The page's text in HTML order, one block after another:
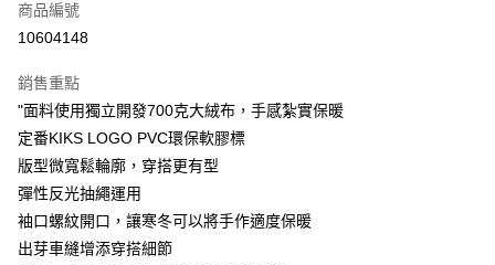
信用卡分期付款
合作金庫商業銀行
華南商業銀行
彰化商業銀行
上海商業儲蓄銀行
國泰世華商業銀行
臺灣中小企業銀行
匯豐（台灣）商業銀行
華泰商業銀行
聯邦商業銀行
遠東國際商業銀行
元大商業銀行
超商取貨付款
LINE Pay
街口支付
ATM付款
商品編號
10604148
銷售重點
"面料使用獨立開發700克大絨布，手感紮實保暖
定番KIKS LOGO PVC環保軟膠標
版型微寬鬆輪廓，穿搭更有型
彈性反光抽繩運用
袖口螺紋開口，讓寒冬可以將手作適度保暖
出芽車縫增添穿搭細節